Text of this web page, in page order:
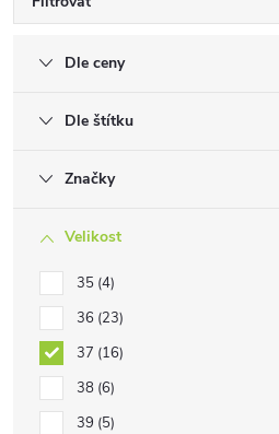
Dle ceny
Dle štítku
Značky
Velikost
35 4
36 23
37 16
38 6
39 5